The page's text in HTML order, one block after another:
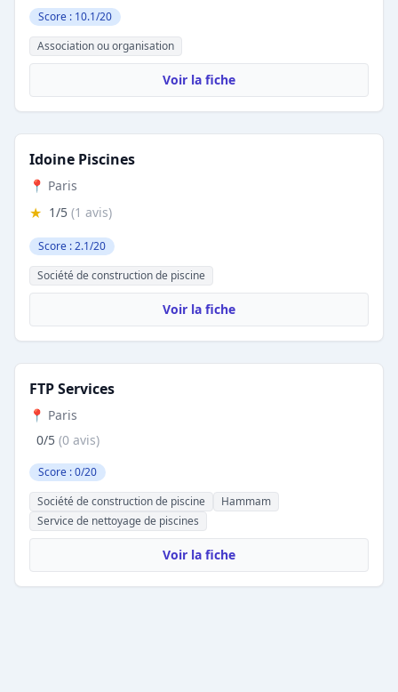
Score : 10.1/20
Association ou organisation
Voir la fiche
Idoine Piscines
📍 Paris
★ 1/5 (1 avis)
Score : 2.1/20
Société de construction de piscine
Voir la fiche
FTP Services
📍 Paris
0/5 (0 avis)
Score : 0/20
Société de construction de piscine
Hammam
Service de nettoyage de piscines
Voir la fiche